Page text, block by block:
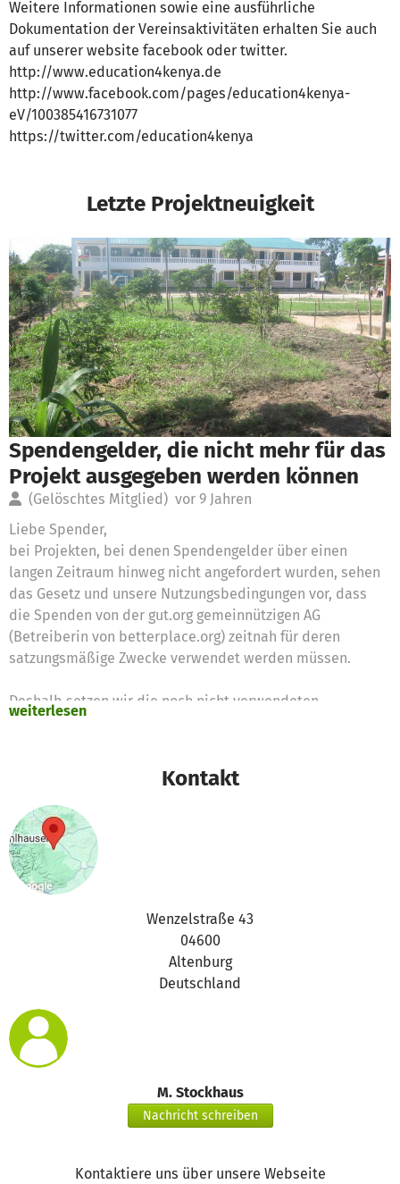
Weitere Informationen sowie eine ausführliche
Dokumentation der Vereinsaktivitäten erhalten Sie auch
auf unserer website facebook oder twitter.
http://www.education4kenya.de
http://www.facebook.com/pages/education4kenya-
eV/100385416731077
https://twitter.com/education4kenya
Letzte Projektneuigkeit
Spendengelder, die nicht mehr für das
Projekt ausgegeben werden können
(Gelöschtes Mitglied) vor 9 Jahren
Liebe Spender,
bei Projekten, bei denen Spendengelder über einen
langen Zeitraum hinweg nicht angefordert wurden, sehen
das Gesetz und unsere Nutzungsbedingungen vor, dass
die Spenden von der gut.org gemeinnützigen AG
(Betreiberin von betterplace.org) zeitnah für deren
satzungsmäßige Zwecke verwendet werden müssen.
Deshalb setzen wir die noch nicht verwendeten
Vielen Dank für Eure Unterstützung,
das betterplace.org-Team
weiterlesen
Kontakt
Wenzelstraße 43
04600
Altenburg
Deutschland
M. Stockhaus
Nachricht schreiben
Kontaktiere uns über unsere Webseite